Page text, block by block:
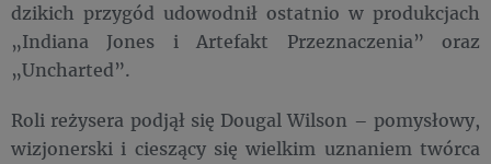
dzikich przygód udowodnił ostatnio w produkcjach
„Indiana Jones i Artefakt Przeznaczenia” oraz
„Uncharted”.
Roli reżysera podjął się Dougal Wilson – pomysłowy,
wizjonerski i cieszący się wielkim uznaniem twórca